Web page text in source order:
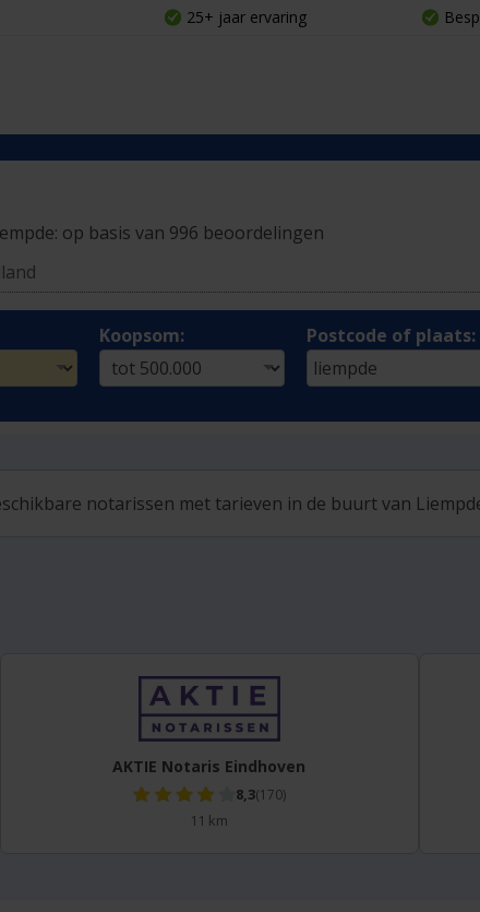
25+ jaar ervaring
op basis van 996 beoordelingen
Koopsom: Postcode of plaats:
notarissen met tarieven in de buurt van
AKTIE Notaris Eindhoven
8,3(170)
11 km